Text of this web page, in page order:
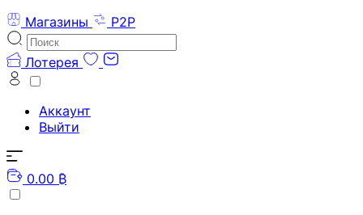
Магазины
P2P
Лотерея
Аккаунт
Выйти
0.00 ₿